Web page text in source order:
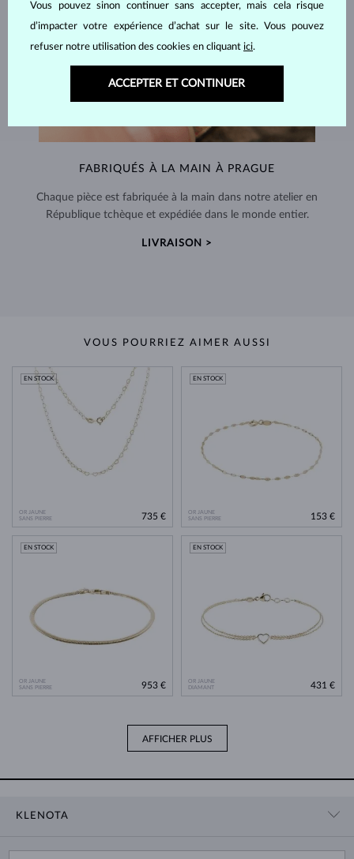
FABRIQUÉS À LA MAIN À PRAGUE
Chaque pièce est fabriquée à la main dans notre atelier en
République tchèque et expédiée dans le monde entier.
LIVRAISON >
VOUS POURRIEZ AIMER AUSSI
OR JAUNE
SANS PIERRE
EN STOCK
735 €
OR JAUNE
SANS PIERRE
EN STOCK
153 €
OR JAUNE
SANS PIERRE
EN STOCK
953 €
OR JAUNE
DIAMANT
EN STOCK
431 €
AFFICHER PLUS
KLENOTA
Vous pouvez sinon continuer sans accepter, mais cela risque
d’impacter votre expérience d’achat sur le site. Vous pouvez
refuser notre utilisation des cookies en cliquant ici.
ACCEPTER ET CONTINUER